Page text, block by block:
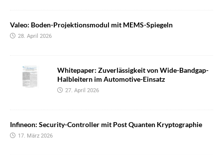
Valeo: Boden-Projektionsmodul mit MEMS-Spiegeln
28. April 2026
Whitepaper: Zuverlässigkeit von Wide-Bandgap-
Halbleitern im Automotive-Einsatz
27. April 2026
Infineon: Security-Controller mit Post Quanten Kryptographie
17. März 2026